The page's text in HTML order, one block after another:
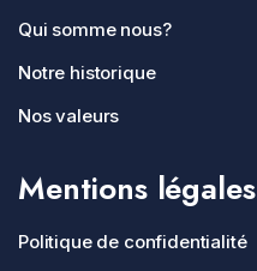
Qui somme nous?
Notre historique
Nos valeurs
Mentions légales
Politique de confidentialité